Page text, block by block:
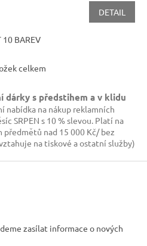
DETAIL
10 BAREV
O
l
á
d
a
c
p
ý
celkem
dárky s předstihem a v klidu
nabídka na nákup reklamních
SRPEN s 10 % slevou. Platí na
předmětů nad 15 000 Kč/ bez
na tiskové a ostatní služby)
zasílat informace o nových